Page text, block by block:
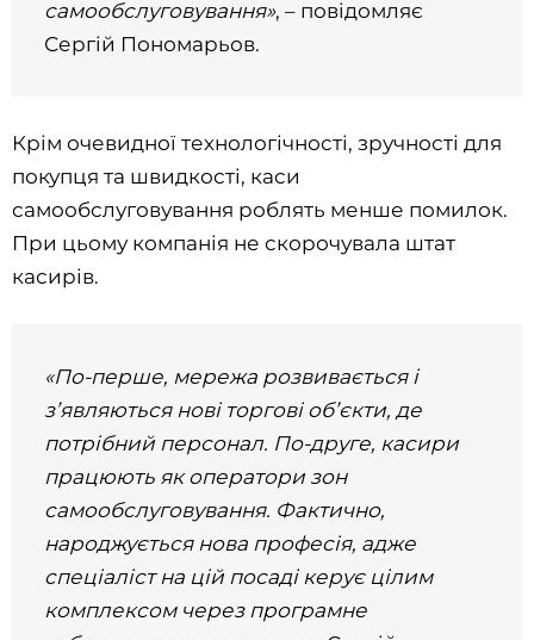
самообслуговування», – повідомляє
Сергій Пономарьов.
Крім очевидної технологічності, зручності для
покупця та швидкості, каси
самообслуговування роблять менше помилок.
При цьому компанія не скорочувала штат
касирів.
«По-перше, мережа розвивається і
з’являються нові торгові об’єкти, де
потрібний персонал. По-друге, касири
працюють як оператори зон
самообслуговування. Фактично,
народжується нова професія, адже
спеціаліст на цій посаді керує цілим
комплексом через програмне